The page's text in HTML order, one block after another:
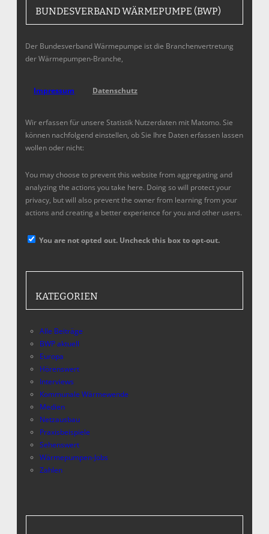
BUNDESVERBAND WÄRMEPUMPE (BWP)
Der Bundesverband Wärmepumpe ist die Branchenvertretung
der Wärmepumpen-Branche,
Impressum Datenschutz
Wir erfassen für unsere Statistik Nutzerdaten mit Matomo. Sie
können nachfolgend einstellen, ob Sie Ihre Daten erfassen lassen
wollen oder nicht:
You may choose to prevent this website from aggregating and
analyzing the actions you take here. Doing so will protect your
privacy, but will also prevent the owner from learning from your
actions and creating a better experience for you and other users.
You are not opted out. Uncheck this box to opt-out.
KATEGORIEN
Alle Beiträge
BWP aktuell
Europa
Hörenswert
Interviews
Kommunale Wärmewende
Medien
Netzausbau
Praxisbeispiele
Sehenswert
Wärmepumpen-Jobs
Zahlen